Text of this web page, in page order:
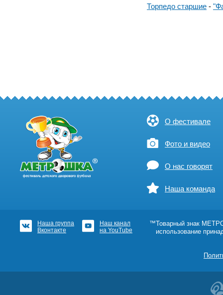
Торпедо старшие -
О фестивале
Фото и видео
О нас говорят
Наша команда
Наша группа
Вконтакте
Наш канал
на YouTube
™Товарный знак
использование